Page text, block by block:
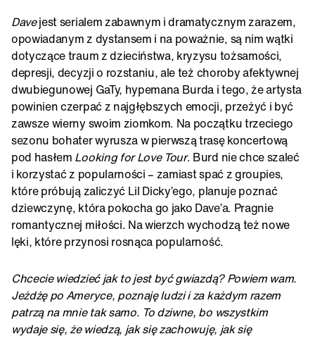
Davejest serialem zabawnym i dramatycznym zarazem,
opowiadanym z dystansem i na poważnie, są nim wątki
dotyczące traum z dzieciństwa, kryzysu tożsamości,
depresji, decyzji o rozstaniu, ale też choroby afektywnej
dwubiegunowej GaTy, hypemana Burda i tego, że artysta
powinien czerpać z najgłębszych emocji, przeżyć i być
zawsze wierny swoim ziomkom. Na początku trzeciego
sezonu bohater wyrusza w pierwszą trasę koncertową
pod hasłem Looking for Love Tour. Burd nie chce szaleć
i korzystać z popularności – zamiast spać z groupies,
które próbują zaliczyć Lil Dicky’ego, planuje poznać
dziewczynę, która pokocha go jako Dave’a. Pragnie
romantycznej miłości. Na wierzch wychodzą też nowe
lęki, które przynosi rosnąca popularność.
Chcecie wiedzieć jak to jest być gwiazdą? Powiem wam.
Jeżdżę po Ameryce, poznaję ludzi i za każdym razem
patrzą na mnie tak samo. To dziwne, bo wszystkim
wydaje się, że wiedzą, jak się zachowuję, jak się